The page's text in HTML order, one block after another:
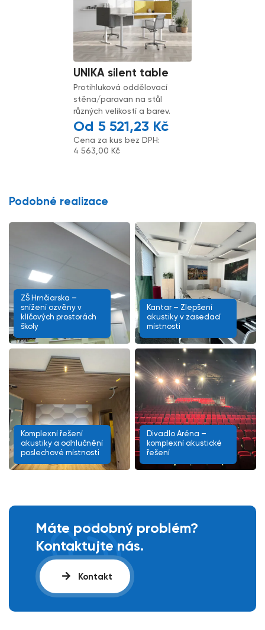
UNIKA silent table
Protihluková oddělovací
stěna/paravan na stůl
různých velikostí a barev.
5 521,23 Kč
Cena za kus bez DPH:
4 563,00 Kč
Podobné realizace
ZŠ Hrnčiarska –
snížení ozvěny v
klíčových prostorách
školy
Kantar – Zlepšení
akustiky v zasedací
místnosti
Komplexní řešení
akustiky a odhlučnění
poslechové místnosti
Divadlo Aréna –
komplexní akustické
řešení
Máte podobný problém?
Kontaktujte nás.
Kontakt